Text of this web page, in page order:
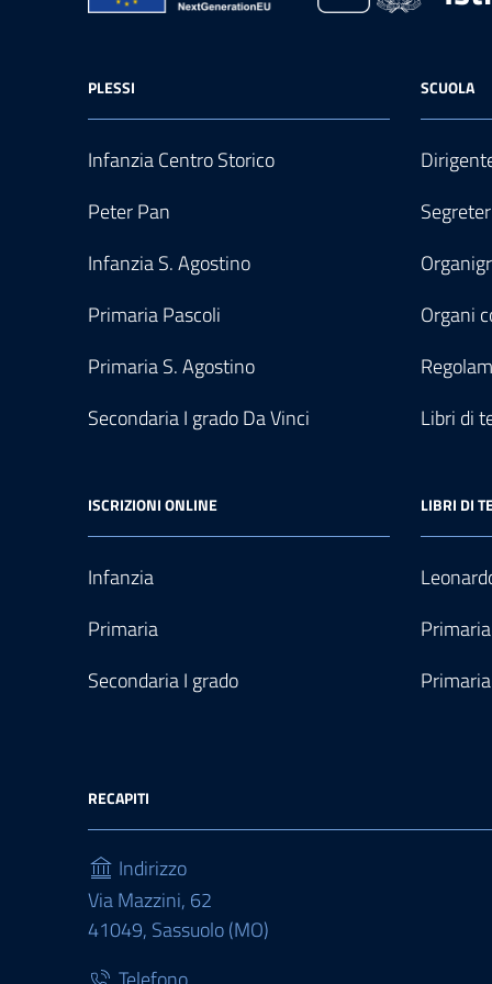
PLESSI
Infanzia Centro Storico
Peter Pan
Infanzia S. Agostino
Primaria Pascoli
Primaria S. Agostino
Secondaria I grado Da Vinci
SCUOLA
Organi
Libri di
ISCRIZIONI ONLINE
Infanzia
Primaria
Secondaria I grado
LIBRI DI
RECAPITI
Indirizzo
Via Mazzini, 62
41049, Sassuolo (MO)